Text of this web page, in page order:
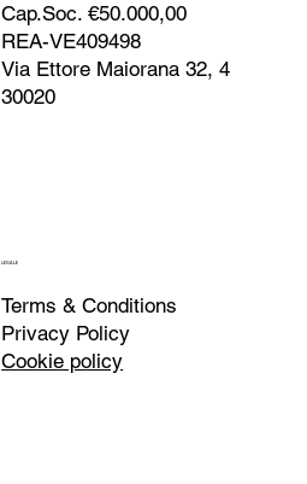
LEGALE
Terms & Conditions
Privacy Policy
Cookie policy
Via Ettore Maiorana 32, 4
30020
Cap.Soc. €50.000,00
REA-VE409498